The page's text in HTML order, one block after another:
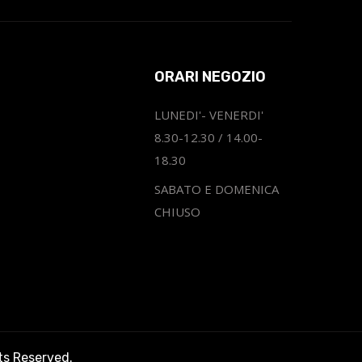
ORARI NEGOZIO
LUNEDI'- VENERDI'
8.30-12.30 / 14.00-
18.30
SABATO E DOMENICA
CHIUSO
Reserved.